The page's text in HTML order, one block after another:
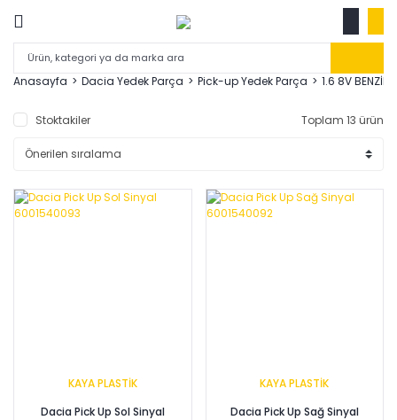
Anasayfa Dacia Yedek Parça Pick-up Yedek Parça 1.6 8V BENZİNLİ
Stoktakiler Toplam 13 ürün
KAYA PLASTİK
Dacia Pick Up Sol Sinyal
KAYA PLASTİK
Dacia Pick Up Sağ Sinyal